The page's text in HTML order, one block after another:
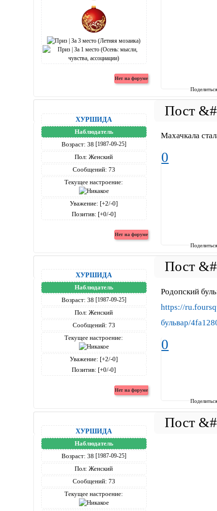
ХУРШИДА
Наблюдатель
Возраст: 38 [1987-09-25]
Пол: Женский
Сообщений: 73
Текущее настроение:
Уважение: [+2/-0]
Позитив: [+0/-0]
Махачкала
0
ХУРШИДА
Наблюдатель
Возраст: 38 [1987-09-25]
Пол: Женский
Сообщений: 73
Текущее настроение:
Уважение: [+2/-0]
Позитив: [+0/-0]
Родопский
https://
бульвар/
0
ХУРШИДА
Наблюдатель
Возраст: 38 [1987-09-25]
Пол: Женский
Сообщений: 73
Текущее настроение: